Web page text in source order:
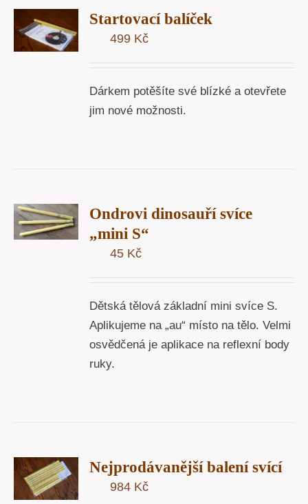
Startovací balíček
499 Kč
Dárkem potěšíte své blízké a otevřete
jim nové možnosti.
Ondrovi dinosauří svíce
„mini S“
45 Kč
Dětská tělová základní mini svíce S.
Aplikujeme na „au“ místo na tělo. Velmi
osvědčená je aplikace na reflexní body
ruky.
Nejprodávanější balení svící
984 Kč